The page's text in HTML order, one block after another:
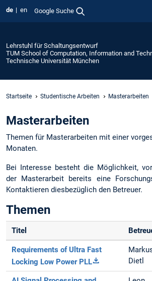
de en Google Suche
Lehrstuhl für Schaltungsentwurf
TUM School of Computation, Information and
Technische Universität München
Startseite Studentische Arbeiten Masterarbeiten
Masterarbeiten
Themen für Masterarbeiten mit einer
Monaten.
Bei Interesse besteht die Möglichkeit,
der Masterarbeit bereits eine
Kontaktieren diesbezüglich den Betreuer.
Themen
Titel
Requirements of Ultra Fast
Locking Low Power PLL
Dietl